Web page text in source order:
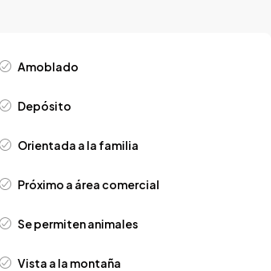
Amoblado
Depósito
Orientada a la familia
Próximo a área comercial
Se permiten animales
Vista a la montaña